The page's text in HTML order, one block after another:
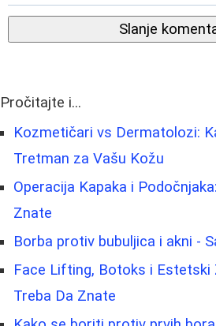
Slanje
Pročitajte i...
Kozmetičari vs Dermatolozi:
Tretman za Vašu Kožu
Operacija Kapaka i
Znate
Borba protiv bubuljica i akni -
Face Lifting, Botoks i Estetski
Treba Da Znate